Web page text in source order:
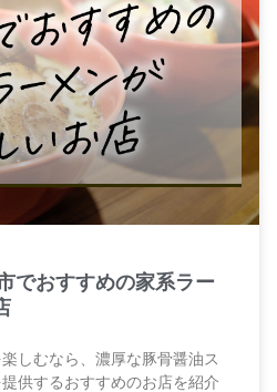
でおすすめの家系ラー
しむなら、濃厚な豚骨醤油ス
供するおすすめのお店を紹介